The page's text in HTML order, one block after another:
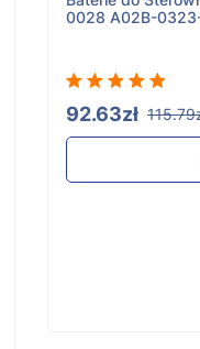
0028 A02B-
92.63zł